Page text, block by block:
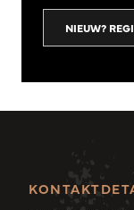
NIEUW?